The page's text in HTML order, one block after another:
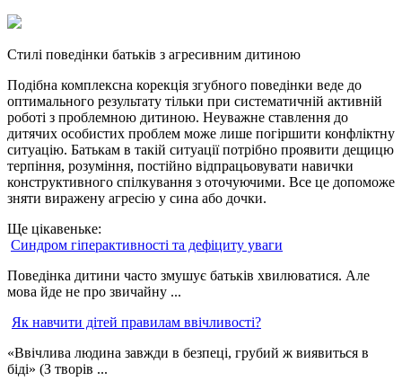
Стилі поведінки батьків з агресивним дитиною
Подібна комплексна корекція згубного поведінки веде до
оптимального результату тільки при систематичній активній
роботі з проблемною дитиною. Неуважне ставлення до
дитячих особистих проблем може лише погіршити конфліктну
ситуацію. Батькам в такій ситуації потрібно проявити дещицю
терпіння, розуміння, постійно відпрацьовувати навички
конструктивного спілкування з оточуючими. Все це допоможе
зняти виражену агресію у сина або дочки.
Ще цікавеньке:
Синдром гіперактивності та дефіциту уваги
Поведінка дитини часто змушує батьків хвилюватися. Але
мова йде не про звичайну ...
Як навчити дітей правилам ввічливості?
«Ввічлива людина завжди в безпеці, грубий ж виявиться в
біді» (З творів ...